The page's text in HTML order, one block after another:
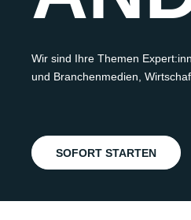
Wir sind Ihre Themen Expert:inn
und Branchenmedien ,
SOFORT STARTEN